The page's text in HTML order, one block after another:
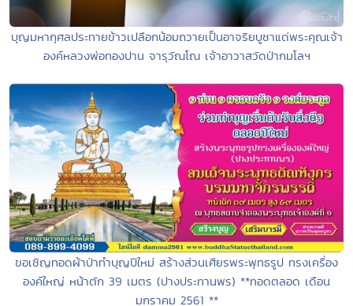
บุญมหากุศลประทายข้าวเปลือกน้อมถวายเป็นอาจริยบูชาแด่พระคุณเจ้า
องค์หลวงพ่อทองปาน จารุวัณโณ เจ้าอาวาสวัดป่ากมโลฯ
ขอเชิญทอดผ้าป่าทำบุญปีใหม่ สร้างส่วนเศียรพระพุทธรูป ทรงเครื่อง
องค์ใหญ่ หน้าตัก 39 เมตร (ปางประทานพร) **ทอดตลอด เดือน
มกราคม 2561 **